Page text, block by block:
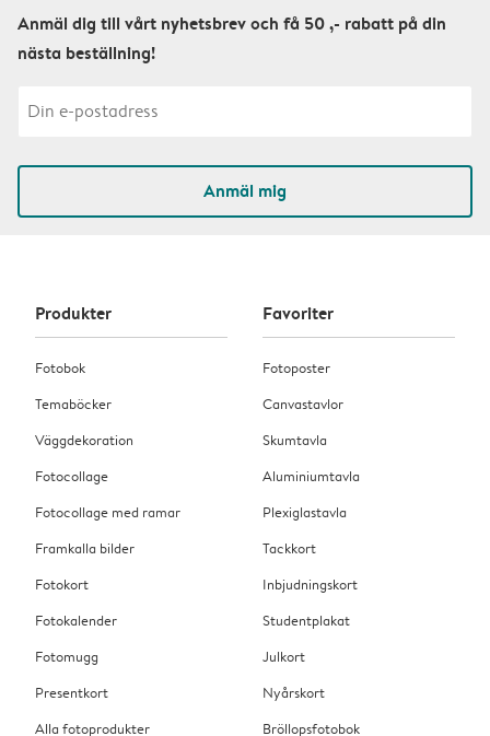
Anmäl dig till vårt nyhetsbrev och få 50 ,- rabatt på din
nästa beställning!
Anmäl mig
Produkter
Fotobok
Temaböcker
Väggdekoration
Fotocollage
Fotocollage med ramar
Framkalla bilder
Fotokort
Fotokalender
Fotomugg
Presentkort
Alla fotoprodukter
Favoriter
Fotoposter
Canvastavlor
Skumtavla
Aluminiumtavla
Plexiglastavla
Tackkort
Inbjudningskort
Studentplakat
Julkort
Nyårskort
Bröllopsfotobok